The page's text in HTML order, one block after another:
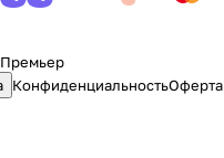
КонфиденциальностьОферта